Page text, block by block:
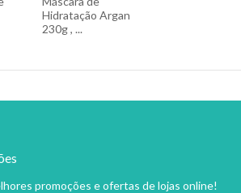
Hidratação Argan
230g , ...
promoções e ofertas de lojas online!